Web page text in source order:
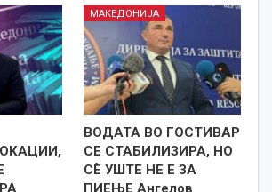
МАКЕДОНИЈА
ВОДАТА ВО ГОСТИВАР
СЕ СТАБИЛИЗИРА, НО
СÈ УШТЕ НЕ Е ЗА